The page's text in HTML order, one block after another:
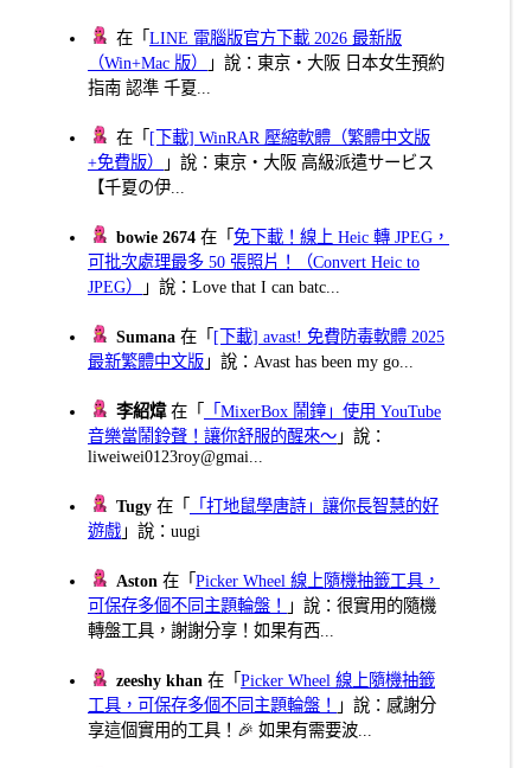
在「LINE 電腦版官方下載 2026 最新版
（Win+Mac 版）
」說：東京・大阪 日本女生預約
指南 認準 千夏...
在「 [下載] WinRAR 壓縮軟體（繁體中文版
+免費版）
」說：東京・大阪 高級派遣サービス
【千夏の伊...
bowie 2674 在「免下載！線上 Heic 轉 JPEG，
可批次處理最多 50 張照片！（Convert Heic to
JPEG）
」說：Love that I can batc...
Sumana 在「 [下載] avast! 免費防毒軟體 2025
最新繁體中文版 」說：Avast has been my go...
李紹煒在「
「MixerBox 鬧鐘」使用 YouTube
音樂當鬧鈴聲！讓你舒服的醒來～ 」說：
liweiwei0123roy@gmai...
Tugy 在「
「打地鼠學唐詩」讓你長智慧的好
遊戲 」說：uugi
Aston 在「Picker Wheel 線上隨機抽籤工具，
可保存多個不同主題輪盤！
」說：很實用的隨機
轉盤工具，謝謝分享！如果有西...
zeeshy khan 在「Picker Wheel 線上隨機抽籤
工具，可保存多個不同主題輪盤！
」說：感謝分
享這個實用的工具！🎉 如果有需要波...